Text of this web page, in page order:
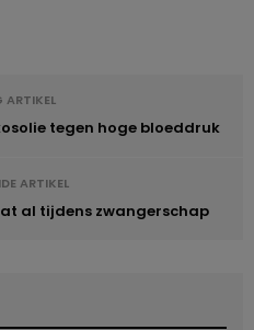
ARTIKEL
tegen hoge bloeddruk
ARTIKEL
al tijdens zwangerschap